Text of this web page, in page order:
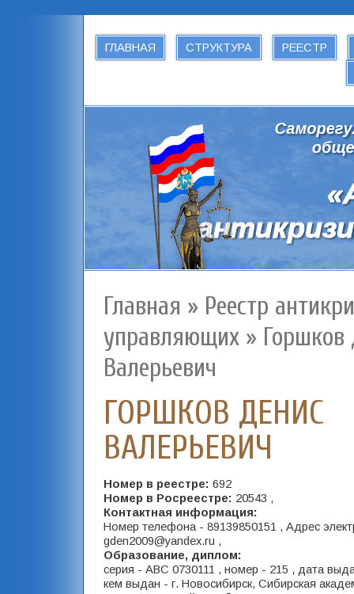
ГЛАВНАЯ СТРУКТУРА РЕЕСТР
Главная » Реестр
управляющих » Горшков
Валерьевич
ГОРШКОВ ДЕНИС
ВАЛЕРЬЕВИЧ
Номер в реестре: 692
Номер в Росреестре: 20543 ,
Контактная информация:
Номер телефона - 89139850151 , Адрес
gden2009@yandex.ru ,
Образование, диплом:
серия - АВС 0730111 , номер - 215 , дата
кем выдан - г. Новосибирск, Сибирская